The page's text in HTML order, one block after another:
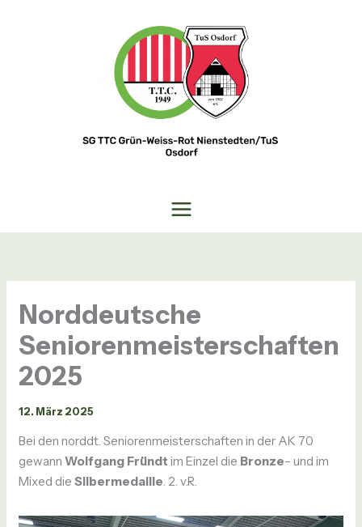
Norddeutsche
Seniorenmeisterschaften
2025
12. März 2025
Bei den norddt. Seniorenmeisterschaften in der AK 70
gewannWolfgang Fründt im Einzel die Bronze– und im
Mixed dieSilbermedaille . 2. v.R.